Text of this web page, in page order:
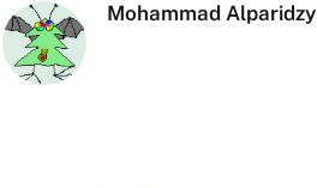
Mohammad Alparidzy